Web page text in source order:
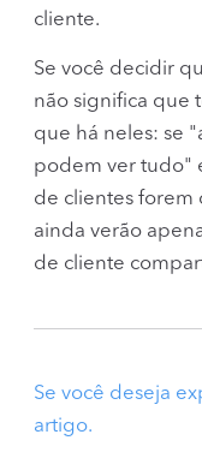
cliente.
Se você decidir
não significa que
que há neles: se
podem ver tudo"
de clientes forem
ainda verão
de cliente
Se você deseja
artigo.